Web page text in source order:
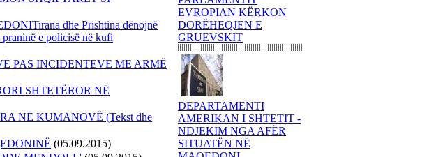
dhe Prishtina dënojnë
e policisë në kufi
PAS INCIDENTEVE ME ARMË
SHTETËROR NË
NË KUMANOVË (Tekst dhe
(05.09.2015)
SHABANI
NJË ITINERAR
TRONDITËS
POETIKShaip Beqiri: Hidra
e mllefit / Hydra des Zorns,
Limmat Verlag, 2014,
ZÃ¼richNga ADEM
GASHI
PAUL GAUGUIN - NJË
UDHËTIM DREJT
VENDEVE
EVROPIAN KËRKON
DORËHEQJEN E
GRUEVSKIT
DEPARTAMENTI
AMERIKAN I SHTETIT -
NDJEKIM NGA AFËR
SITUATËN NË